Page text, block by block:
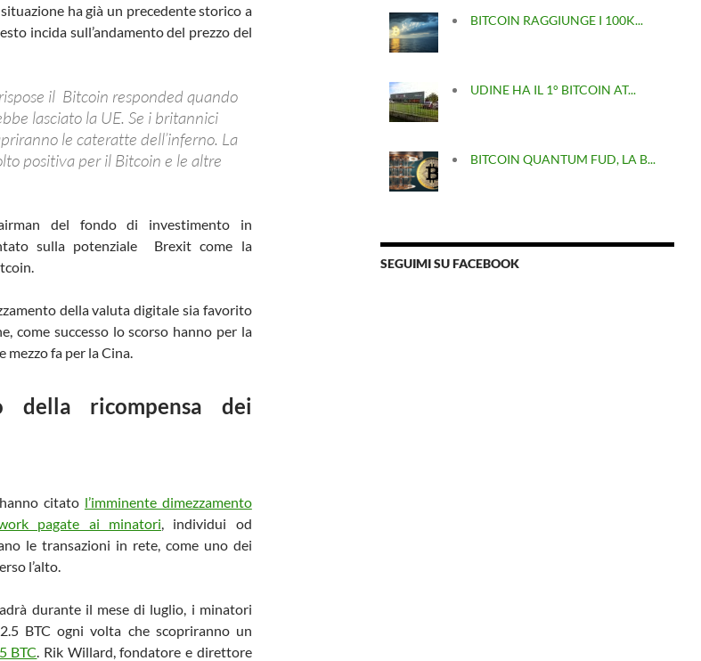
ha già un precedente storico a
incida sull’andamento del prezzo del
il Bitcoin responded quando
lasciato la UE. Se i britannici
le cateratte dell’inferno. La
positiva per il Bitcoin e le altre
del fondo di investimento in
sulla potenziale Brexit come la
della valuta digitale sia favorito
come successo lo scorso hanno per la
mezzo fa per la Cina.
della ricompensa dei
citato l’imminente dimezzamento
pagate ai minatori , individui od
le transazioni in rete, come uno dei
l’alto.
durante il mese di luglio, i minatori
BTC ogni volta che scopriranno un
BTC . Rik Willard, fondatore e direttore
BITCOIN RAGGIUNGE I 100K...
UDINE HA IL 1° BITCOIN AT...
BITCOIN QUANTUM FUD, LA B...
SEGUIMI SU FACEBOOK